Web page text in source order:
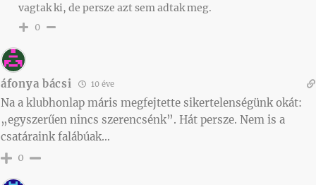
vagtak ki, de persze azt sem adtak meg.
0
áfonya bácsi 10 éve
Na a klubhonlap máris megfejtette sikertelenségünk okát:
„egyszerűen nincs szerencsénk”. Hát persze. Nem is a
csatáraink falábúak…
0